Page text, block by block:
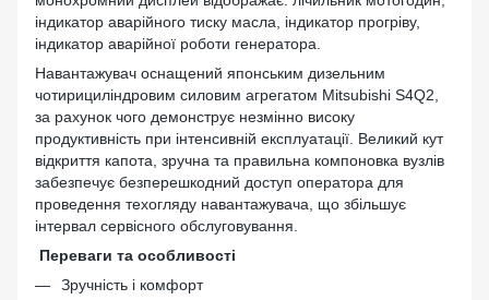
індикатор аварійного тиску масла, індикатор прогріву,
індикатор аварійної роботи генератора.
Навантажувач оснащений японським дизельним
чотирициліндровим силовим агрегатом Mitsubishi S4Q2,
за рахунок чого демонструє незмінно високу
продуктивність при інтенсивній експлуатації. Великий кут
відкриття капота, зручна та правильна компоновка вузлів
забезпечує безперешкодний доступ оператора для
проведення техогляду навантажувача, що збільшує
інтервал сервісного обслуговування.
Переваги та особливості
Зручність і комфорт